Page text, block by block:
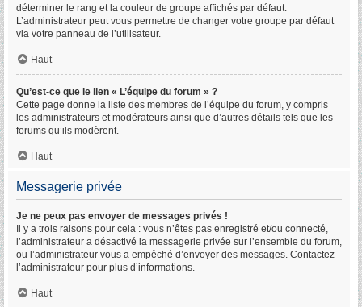
déterminer le rang et la couleur de groupe affichés par défaut.
L’administrateur peut vous permettre de changer votre groupe par défaut
via votre panneau de l’utilisateur.
Haut
Qu’est-ce que le lien « L’équipe du forum » ?
Cette page donne la liste des membres de l’équipe du forum, y compris
les administrateurs et modérateurs ainsi que d’autres détails tels que les
forums qu’ils modèrent.
Haut
Messagerie privée
Je ne peux pas envoyer de messages privés !
Il y a trois raisons pour cela : vous n’êtes pas enregistré et/ou connecté,
l’administrateur a désactivé la messagerie privée sur l’ensemble du forum,
ou l’administrateur vous a empêché d’envoyer des messages. Contactez
l’administrateur pour plus d’informations.
Haut